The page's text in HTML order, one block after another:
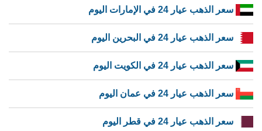
سعر الذهب عيار 24 في الإمارات اليوم
سعر الذهب عيار 24 في البحرين اليوم
سعر الذهب عيار 24 في الكويت اليوم
سعر الذهب عيار 24 في عمان اليوم
سعر الذهب عيار 24 في قطر اليوم